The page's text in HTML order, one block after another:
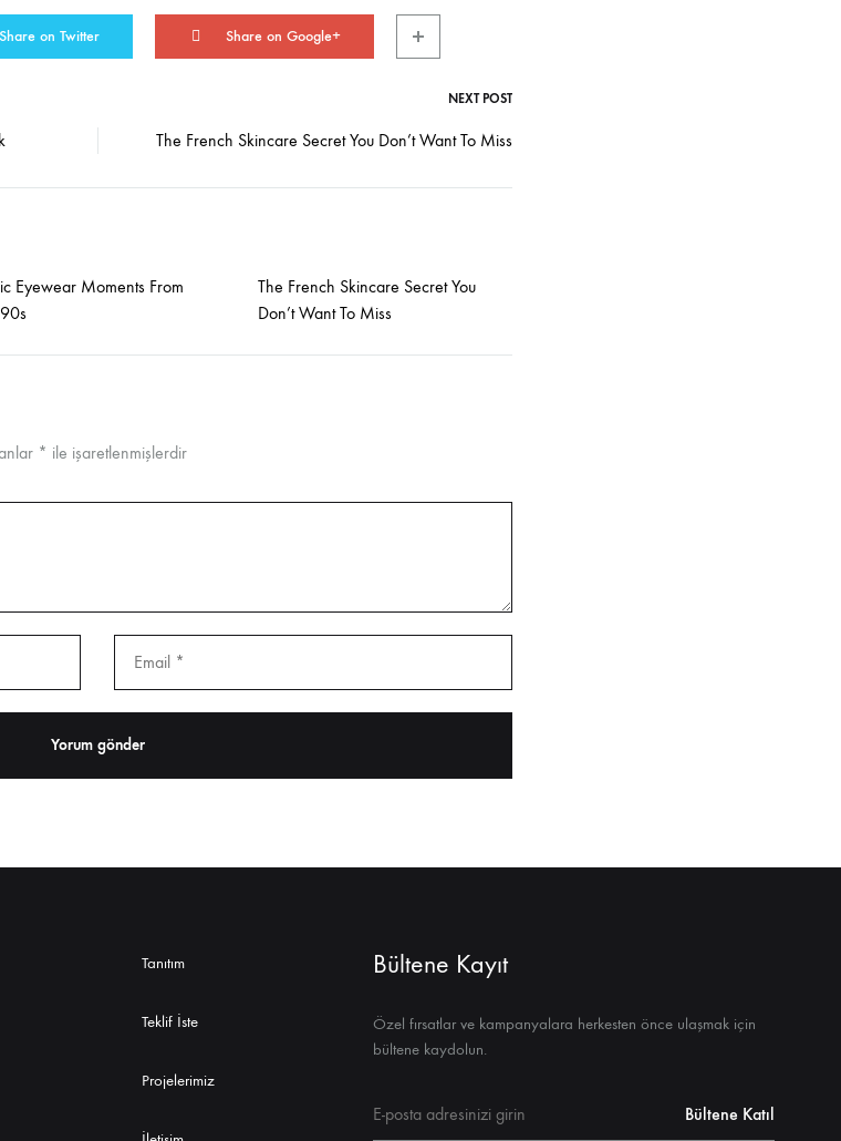
Share on Twitter Share on Google+
NEXT POST
The French Skincare Secret You Don’t Want To Miss
Eyewear Moments From
The French Skincare Secret You
Don’t Want To Miss
* ile işaretlenmişlerdir
Tanıtım
Teklif İste
Projelerimiz
Bültene Kayıt
Özel fırsatlar ve kampanyalara herkesten önce ulaşmak için
bültene kaydolun.